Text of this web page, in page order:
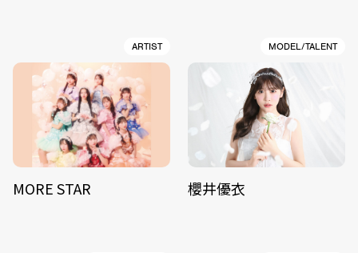
ARTIST
MORE STAR
MODEL/TALENT
櫻井優衣